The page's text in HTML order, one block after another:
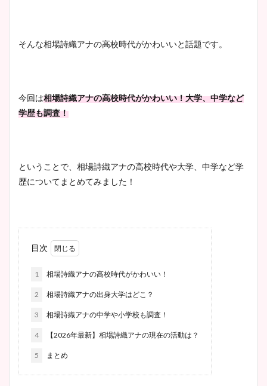
そんな相場詩織アナの高校時代がかわいいと話題です。
今回は相場詩織アナの高校時代がかわいい！大学、中学など
学歴も調査！
ということで、相場詩織アナの高校時代や大学、中学など学
歴についてまとめてみました！
目次
1 相場詩織アナの高校時代がかわいい！
2 相場詩織アナの出身大学はどこ？
3 相場詩織アナの中学や小学校も調査！
4 【2026年最新】相場詩織アナの現在の活動は？
5 まとめ